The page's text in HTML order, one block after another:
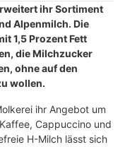
ihr Sortiment
Alpenmilch. Die
1,5 Prozent Fett
die Milchzucker
ohne auf den
wollen.
ihr Angebot um
Cappuccino und
H-Milch lässt sich